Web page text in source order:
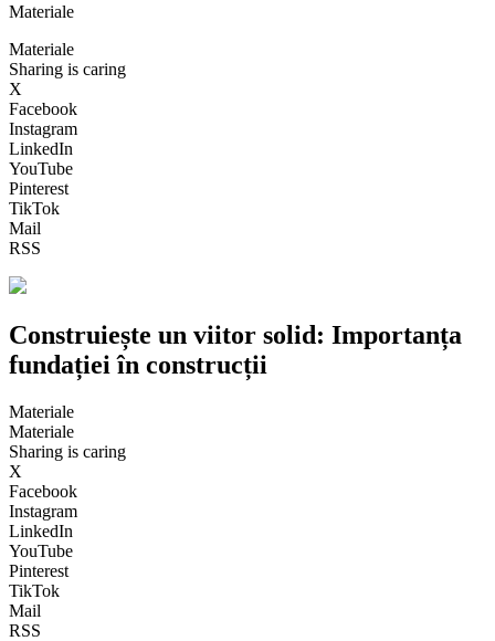
Materiale
Materiale
Sharing is caring
X
Facebook
Instagram
LinkedIn
YouTube
Pinterest
TikTok
Mail
RSS
Construiește un viitor solid: Importanța
fundației în construcții
Materiale
Materiale
Sharing is caring
X
Facebook
Instagram
LinkedIn
YouTube
Pinterest
TikTok
Mail
RSS